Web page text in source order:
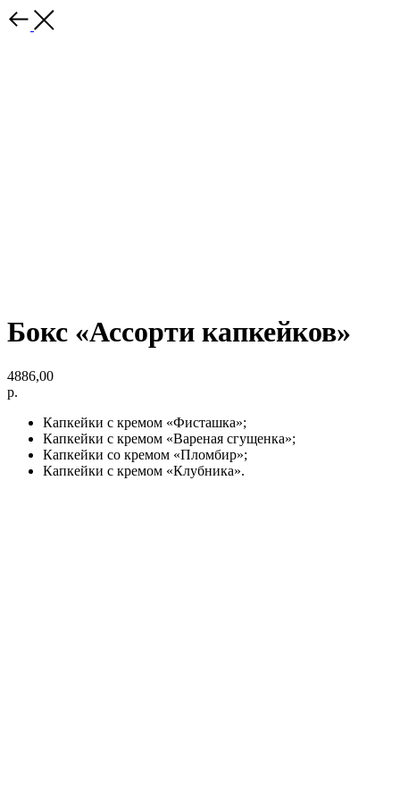
Бокс «Ассорти капкейков»
4886,00
р.
Капкейки с кремом «Фисташка»;
Капкейки с кремом «Вареная сгущенка»;
Капкейки со кремом «Пломбир»;
Капкейки с кремом «Клубника».